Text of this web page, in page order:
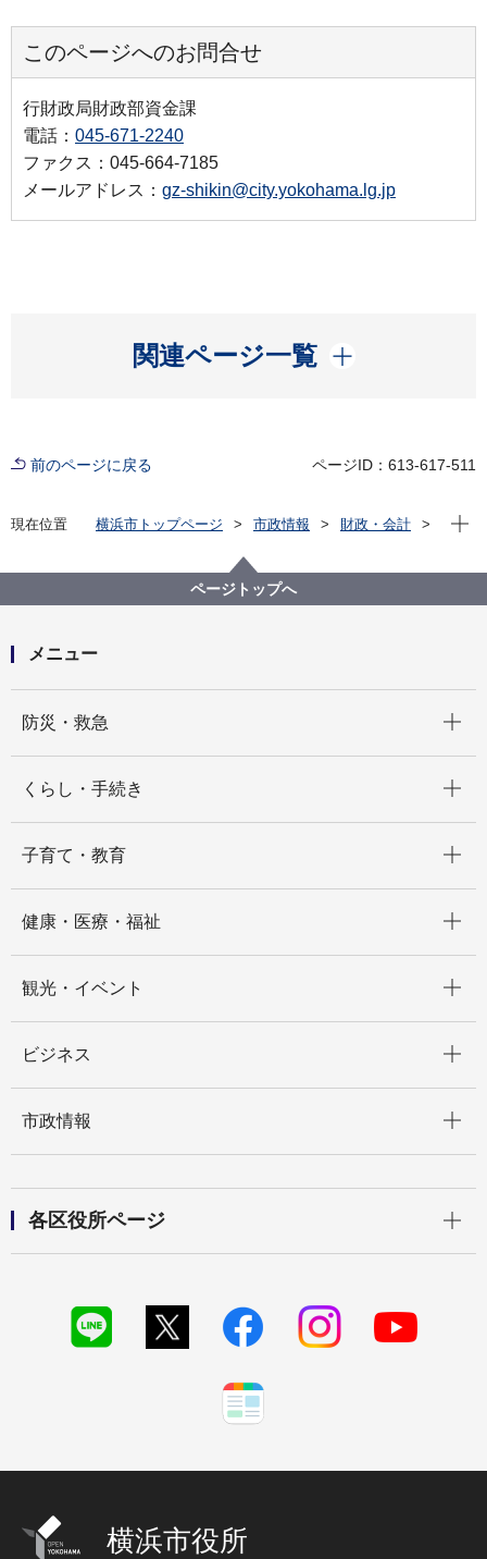
このページへのお問合せ
行財政局財政部資金課
電話： 045-671-2240
ファクス：045-664-7185
メールアドレス： gz-shikin@city.yokohama.lg.jp
関連ページ一覧
開く
前のページに戻る ページID：613-617-511
現在位置 横浜市トップページ 市政情報
財政・会計
宝くじ売上金の内訳と横浜市における使いみち
現在
ページトップへ
メニュー
防災・救急
くらし・手続き
子育て・教育
健康・医療・福祉
観光・イベント
ビジネス
市政情報
各区役所ページ
横浜市役所